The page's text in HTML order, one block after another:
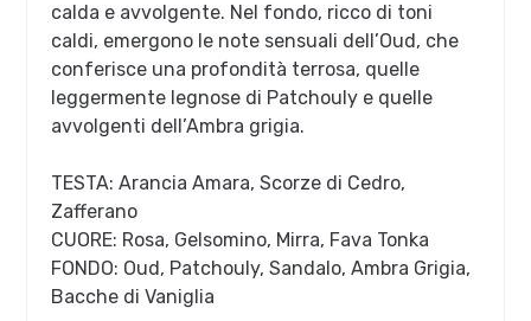
calda e avvolgente. Nel fondo, ricco di toni
caldi, emergono le note sensuali dell’Oud, che
conferisce una profondità terrosa, quelle
leggermente legnose di Patchouly e quelle
avvolgenti dell’Ambra grigia.
TESTA: Arancia Amara, Scorze di Cedro,
Zafferano
CUORE: Rosa, Gelsomino, Mirra, Fava Tonka
FONDO: Oud, Patchouly, Sandalo, Ambra Grigia,
Bacche di Vaniglia